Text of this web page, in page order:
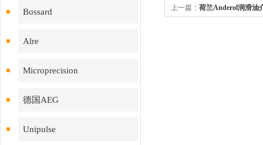
Bossard
Alre
Microprecision
德国AEG
Unipulse
上一篇： 荷兰Anderol润滑油